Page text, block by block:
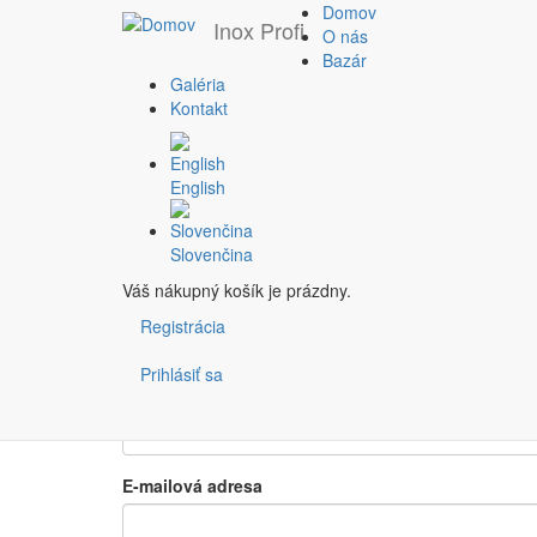
Skočiť na hlavný obsah
Inox Profi
Domov
O nás
Bazár
Galéria
Kontakt
English
Slovenčina
Váš nákupný košík je prázdny.
Registrácia
Prihlásiť sa
Vyžiadať cenovú
Pridané používateľom
Priezvisko
E-mailová adresa